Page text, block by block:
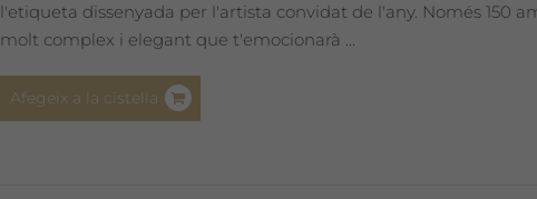
l'etiqueta dissenyada per l'artista convidat de l'any. Només 150
molt complex i elegant que t'emocionarà ...
Afegeix a la cistella